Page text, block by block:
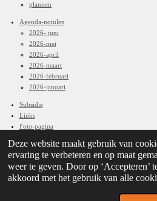
Deze website maakt gebruik van
ervaring te verbeteren en op maat
weer te geven. Door op ‘Accepteren’
akkoord met het gebruik van alle
plannen
Agenda-notulen
2026- juni
2026-mei
2026-april
2026-maart
2026-februari
2026-januari
Subsidie
Links
Foto-pagina
© 2026 SDDL